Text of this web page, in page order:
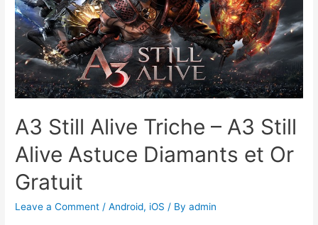
A3 Still Alive Triche – A3 Still
Alive Astuce Diamants et Or
Gratuit
Leave a Comment /Android, iOS / Byadmin